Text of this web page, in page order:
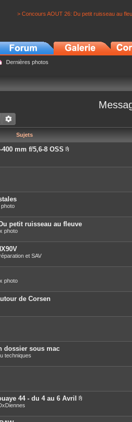
> Concours AOUT 26: Du petit ruisseau au
Dernières photos
Sujets
mm f/5,6-8 OSS
è
j
t
e
s
petit ruisseau au fleuve
photo
et SAV
photo
de Corsen
dossier sous mac
techniques
44 - du 4 au 6 Avril
è